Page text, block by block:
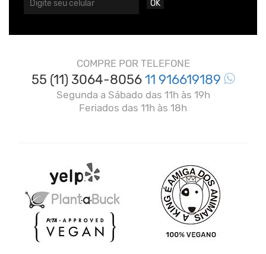
OK
COMPRE POR TELEFONE
55 (11) 3064-805611 916619189
Segunda a Sábado das 11h às 19h
Feriados das 11h às 18h